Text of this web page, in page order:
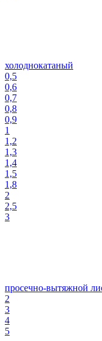
холоднокатаный
0,5
0,6
0,7
0,8
0,9
1
1,2
1,3
1,4
1,5
1,8
2
2,5
3
просечно-вытяжной
2
3
4
5